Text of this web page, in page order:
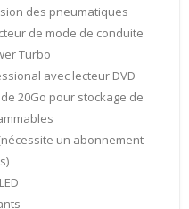
des pneumatiques
de mode de conduite
Turbo
avec lecteur DVD
20Go pour stockage de
un abonnement